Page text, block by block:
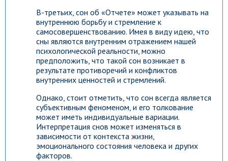
В-третьих, сон об «Отчете» может указывать на
внутреннюю борьбу и стремление к
самосовершенствованию. Имея в виду идею, что
сны являются внутренним отражением нашей
психологической реальности, можно
предположить, что такой сон возникает в
результате противоречий и конфликтов
внутренних ценностей и стремлений.
Однако, стоит отметить, что сон всегда является
субъективным феноменом, и его толкование
может иметь индивидуальные вариации.
Интерпретация снов может изменяться в
зависимости от контекста жизни,
эмоционального состояния человека и других
факторов.